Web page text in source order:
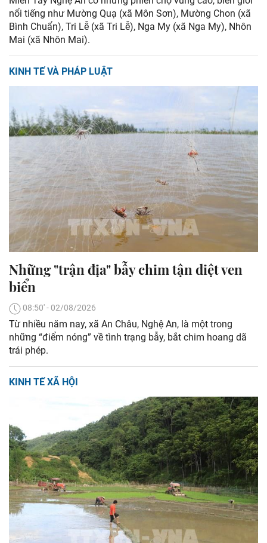
nổi tiếng như Mường Quạ (xã Môn Sơn), Mường Chon (xã
Bình Chuẩn), Tri Lễ (xã Tri Lễ), Nga My (xã Nga My), Nhôn
Mai (xã Nhôn Mai).
KINH TẾ VÀ PHÁP LUẬT
Những "trận địa" bẫy chim tận diệt ven
biển
08:50' - 02/08/2026
Từ nhiều năm nay, xã An Châu, Nghệ An, là một trong
những “điểm nóng” về tình trạng bẫy, bắt chim hoang dã
trái phép.
KINH TẾ XÃ HỘI